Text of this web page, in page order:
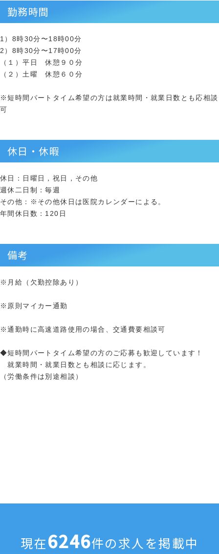
勤務時間
1）8時30分〜18時00分
2）8時30分〜17時00分
（１）平日 休憩９０分
（２）土曜 休憩６０分
※短時間パートタイム希望の方は就業時間・就業日数とも応相談
可
休日・休暇
休日：日曜日，祝日，その他
週休二日制：毎週
その他：※その他休日は医院カレンダーによる。
年間休日数：120日
備考
※月給（欠勤控除あり）
※原則マイカー通勤
※通勤時に高速道路使用の場合、交通費要相談可
◆短時間パートタイム希望の方のご応募も歓迎しています！
就業時間・就業日数とも相談に応じます。
（労働条件は別途相談）
現在6246件の求人を掲載中